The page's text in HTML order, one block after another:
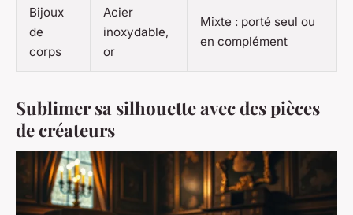
Bijoux
de
corps
Acier
inoxydable,
or
Mixte : porté seul ou
en complément
Sublimer sa silhouette avec des pièces
de créateurs